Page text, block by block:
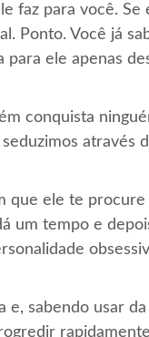
faz para você. Se
Ponto. Você já
ele apenas
conquista
através
que ele te
um tempo e
e, sabendo usar